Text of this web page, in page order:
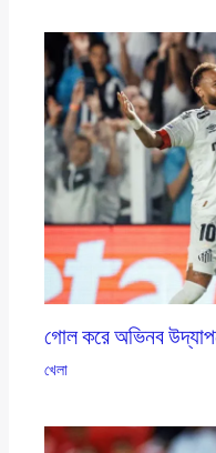
গোল করে অভিনব
খেলা